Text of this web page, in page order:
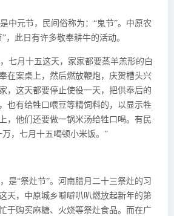
中元节，民间俗称为：“鬼节”。中原农
，此日有许多敬奉耕牛的活动。
七月十五这天，家家都要蒸羊羔形的白
在案桌上，然后燃放鞭炮，庆贺槽头兴
，这天都要停止使役一天，把供奉后的
也有给牲口喂豆等精饲料的，以显示牲
，他们还要做一锅米汤给牲口喝。有民
，七月十五喝顿小米饭。”
是“祭灶节”。河南腊月二十三祭灶的习
天，中原城乡噼噼叭叭燃放起新年的第
于购买麻糖、火烧等祭灶食品。而在广